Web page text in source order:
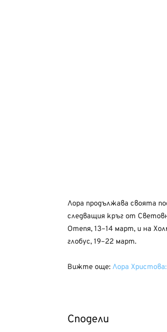
Лора продължава своята
следващия кръг от
Отепя, 13–14 март, и на
глобус, 19–22 март.
Вижте още: Лора
Сподели